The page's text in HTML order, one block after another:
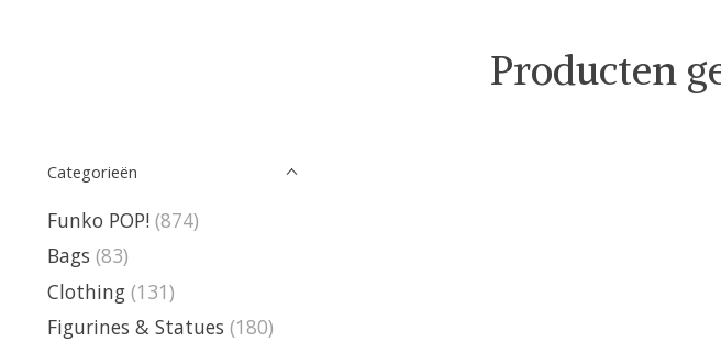
Producten
Categorieën
Funko POP! (874)
Bags (83)
Clothing (131)
Figurines & Statues (180)